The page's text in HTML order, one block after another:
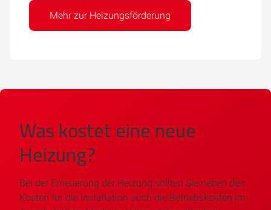
Mehr zur Heizungsförderung
Was kostet eine neue
Heizung?
Bei der Erneuerung der Heizung sollten Sie neben den
Kosten für die Installation auch die Betriebskosten im